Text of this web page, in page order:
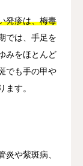
発疹は、梅毒
では、手足を
みをほとんど
でも手の甲や
す。
や紫斑病、